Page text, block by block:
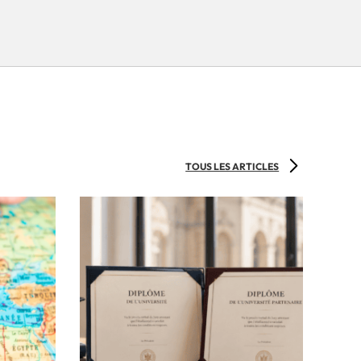
TOUS LES ARTICLES